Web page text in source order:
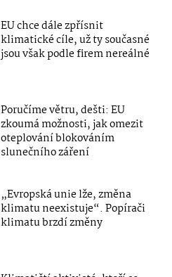
EU chce dále zpřísnit
klimatické cíle, už ty současné
jsou však podle firem nereálné
Poručíme větru, dešti: EU
zkoumá možnosti, jak omezit
oteplování blokováním
slunečního záření
„Evropská unie lže, změna
klimatu neexistuje“. Popírači
klimatu brzdí změny